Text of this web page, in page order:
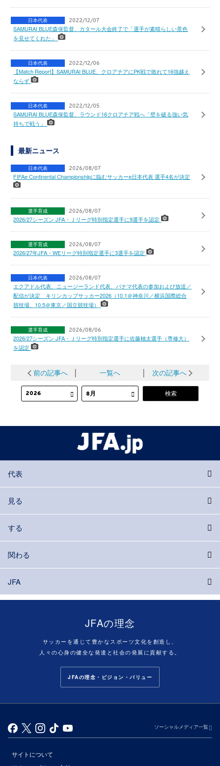
日本代表 2022/12/07
SAMURAI BLUE森保監督、カタール大会終了で「選手が素晴らしい景色
を見せてくれた」
日本代表 2022/12/06
【Match Report】SAMURAI BLUE、クロアチアにPK戦で敗れて16強越え
ならず
日本代表 2022/12/05
SAMURAI BLUE森保監督、ラウンド16クロアチア戦へ「壁を破る強い気
持ちで戦う」
最新ニュース
日本代表 2026/08/07
FIFAe Continental Championshipに臨むサッカーe日本代表 選手4名が決定
選手育成 2026/08/07
2026/27シーズン JFA・Ｊリーグ特別指定選手に9選手を認定
選手育成 2026/08/07
2026/27年JFA・WEリーグ特別指定選手に3選手を認定
日本代表 2026/08/07
エクアドル代表、ニュージーランド代表、パナマ代表の参加および放送／
配信が決定 キリンカップサッカー2026（10.1＠神奈川／横浜国際総合
競技場、10.5＠東京／国立競技場）
選手育成 2026/08/06
2026/27シーズン JFA・Ｊリーグ特別指定選手に佐藤柚太選手（専修大）
を認定
前の記事へ 一覧へ 次の記事へ
代表
見る
する
関わる
JFA
JFAの理念
サッカーを通じて豊かなスポーツ文化を創造し、
人々の心身の健全な発達と社会の発展に貢献する。
JFAの理念・ビジョン・バリュー
ソーシャルメディア一覧
サイトについて